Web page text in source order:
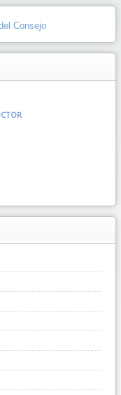
Consejo